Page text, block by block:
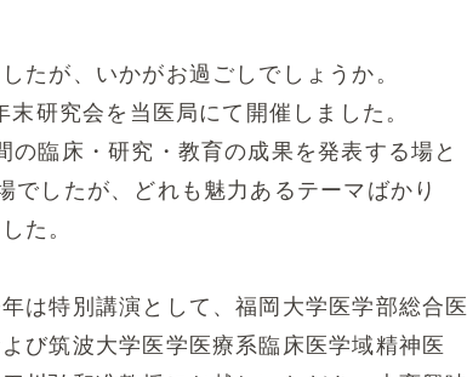
たが、いかがお過ごしでしょうか。
研究会を当医局にて開催しました。
臨床・研究・教育の成果を発表する場と
したが、どれも魅力あるテーマばかり
た。
は特別講演として、福岡大学医学部総合医
び筑波大学医学医療系臨床医学域精神医